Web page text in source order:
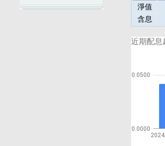
淨值
含息
近期配息
0.0000
0.0500